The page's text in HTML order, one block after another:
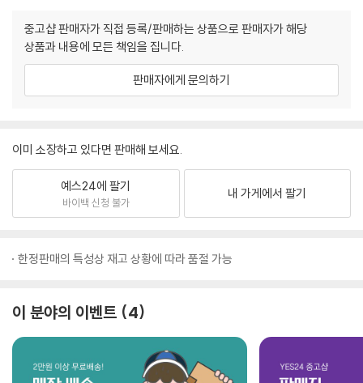
중고샵 판매자가 직접 등록/판매하는 상품으로 판매자가 해당
상품과 내용에 모든 책임을 집니다.
판매자에게 문의하기
이미 소장하고 있다면 판매해 보세요.
예스24에 팔기
바이백 신청 불가
내 가게에서 팔기
한정판매의 특성상 재고 상황에 따라 품절 가능
이 분야의 이벤트 4